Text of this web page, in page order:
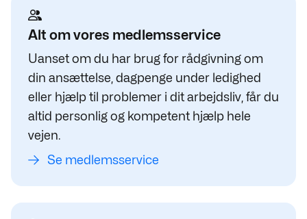
Alt om vores medlemsservice
Uanset om du har brug for rådgivning om
din ansættelse, dagpenge under ledighed
eller hjælp til problemer i dit arbejdsliv, får du
altid personlig og kompetent hjælp hele
vejen.
Se medlemsservice